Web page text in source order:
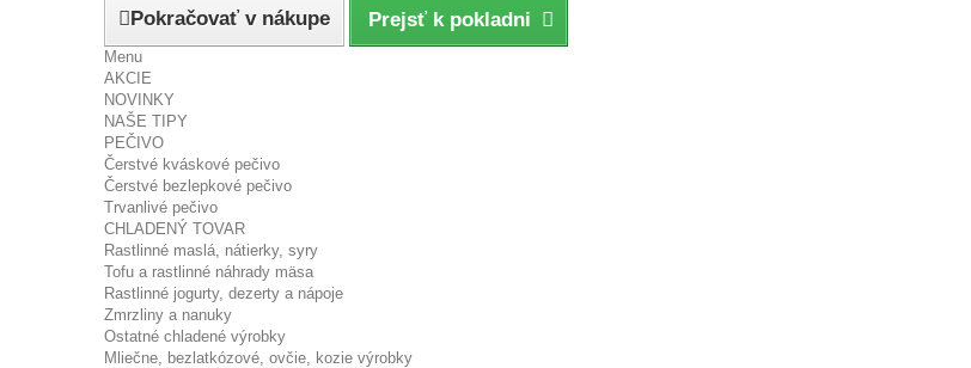
Pokračovať v nákupe Prejsť k pokladni
Menu
AKCIE
NOVINKY
NAŠE TIPY
PEČIVO
Čerstvé kváskové pečivo
Čerstvé bezlepkové pečivo
Trvanlivé pečivo
CHLADENÝ TOVAR
Rastlinné maslá, nátierky, syry
Tofu a rastlinné náhrady mäsa
Rastlinné jogurty, dezerty a nápoje
Zmrzliny a nanuky
Ostatné chladené výrobky
Mliečne, bezlatkózové, ovčie, kozie výrobky